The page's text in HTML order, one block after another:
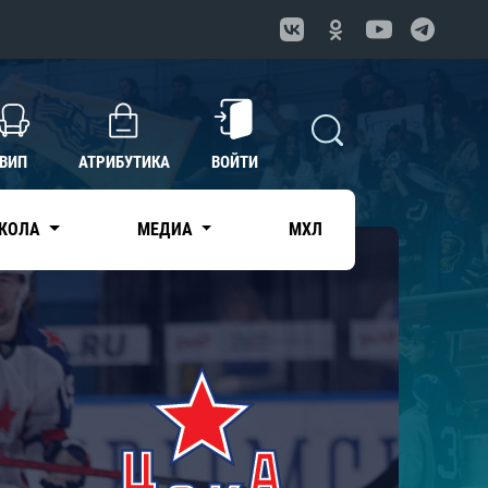
ВИП АТРИБУТИКА ВОЙТИ
МЕДИА МХЛ